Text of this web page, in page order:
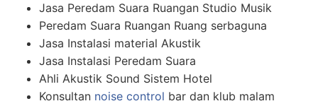
Jasa Peredam Suara Ruangan Studio Musik
Peredam Suara Ruangan Ruang serbaguna
Jasa Instalasi material Akustik
Jasa Instalasi Peredam Suara
Ahli Akustik Sound Sistem Hotel
Konsultan noise control bar dan klub malam